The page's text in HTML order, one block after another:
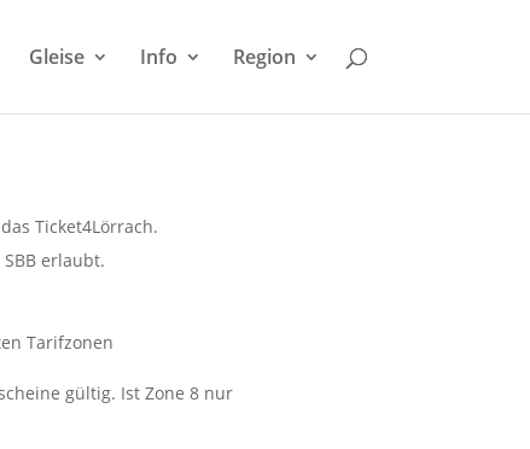
Gleise Info Region
Ticket4Lörrach.
erlaubt.
Tarifzonen
gültig. Ist Zone 8 nur